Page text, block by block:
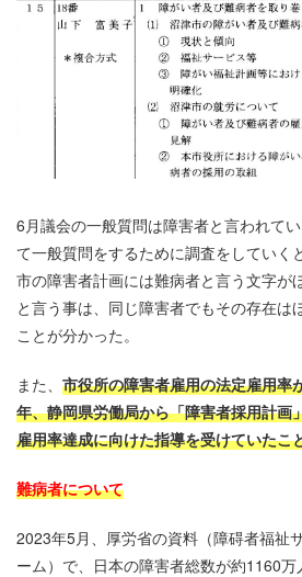
6月議会の一般質問は障害者と言われて
て一般質問をするために調査をしていく
市の障害者計画には難病者と言う文字が
と言う事は、同じ障害者でもその存在は
ことが分かった。
また、 市役所の障害者雇用の法定雇用率
年、静岡県労働局から「障害者採用計画
雇用率達成に向けた指導を受けていたこ
難病者について
2023年5月、厚労省の資料（障碍者福祉
ーム）で、日本の障害者総数が約1160